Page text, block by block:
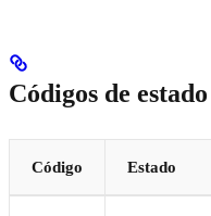
Códigos de
Código Estado